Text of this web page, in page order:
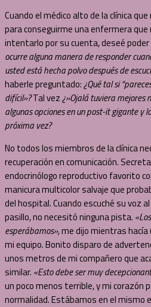
Cuando el médico alto de la clínica
para conseguirme una enfermera que
intentarlo por su cuenta, deseé
ocurre alguna manera de responder
usted está hecha polvo después de
haberle preguntado:¿Qué tal si
difícil»?Tal vez¿»Ojalá tuviera mejores
algunas opciones en un post-it gigante y
próxima vez?
No todos los miembros de la clínica
recuperación en comunicación.
endocrinólogo reproductivo favorito
manicura multicolor salvaje que
del hospital. Cuando escuché su voz
pasillo, no necesitó ninguna pista.
esperábamos»,me dijo mientras
mi equipo. Bonito disparo de
unos metros de mi compañero que
similar. «Esto debe ser muy
un poco menos terrible, y mi corazón
normalidad. Estábamos en el mismo